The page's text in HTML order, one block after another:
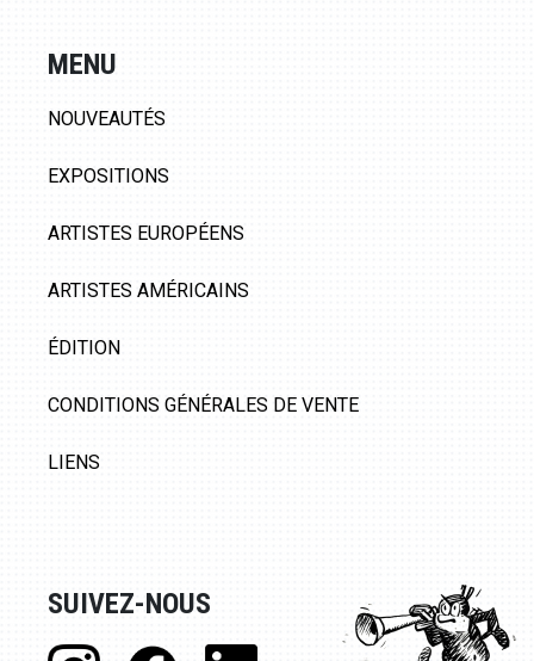
MENU
NOUVEAUTÉS
EXPOSITIONS
ARTISTES EUROPÉENS
ARTISTES AMÉRICAINS
ÉDITION
CONDITIONS GÉNÉRALES DE VENTE
LIENS
SUIVEZ-NOUS